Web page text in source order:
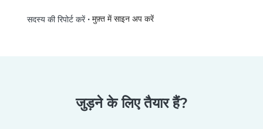
सदस्य की रिपोर्ट करें• मुफ़्त में साइन अप करें
जुड़ने के लिए तैयार हैं?